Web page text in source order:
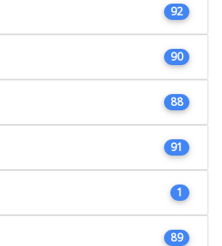
92
90
88
91
1
89